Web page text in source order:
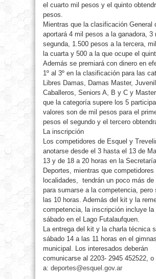
el cuarto mil pesos y el quinto
pesos.
Mientras que la clasificación General
aportará 4 mil pesos a la ganadora, 3
segunda, 1.500 pesos a la tercera,
la cuarta y 500 a la que ocupe el
Además se premiará con dinero en
1º al 3º en la clasificación para las
Libres Damas, Damas Master,
Caballeros, Seniors A, B y C y
que la categoría supere los 5
valores son de mil pesos para el
pesos el segundo y el tercero
La inscripción
Los competidores de Esquel y
anotarse desde el 3 hasta el 13 de
13 y de 18 a 20 horas en la
Deportes, mientras que competidores
localidades, tendrán un poco más de
para sumarse a la competencia, pero
las 10 horas. Además del kit y la
competencia, la inscripción incluye la
sábado en el Lago Futalaufquen.
La entrega del kit y la charla técnica
sábado 14 a las 11 horas en el
municipal. Los interesados deberán
comunicarse al 2203- 2945 452522, o
a: deportes@esquel.gov.ar